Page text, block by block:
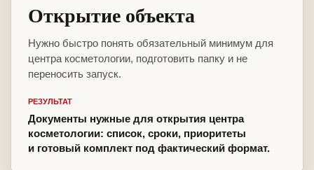
Открытие объекта
Нужно быстро понять обязательный минимум для
центра косметологии, подготовить папку и не
переносить запуск.
РЕЗУЛЬТАТ
Документы нужные для открытия центра
косметологии: список, сроки, приоритеты
и готовый комплект под фактический формат.